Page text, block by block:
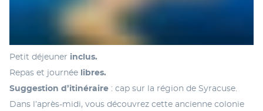
Petit déjeuner inclus.
Repas et journée libres.
Suggestion d’itinéraire : cap sur la région de Syracuse.
Dans l’après-midi, vous découvrez cette ancienne colonie